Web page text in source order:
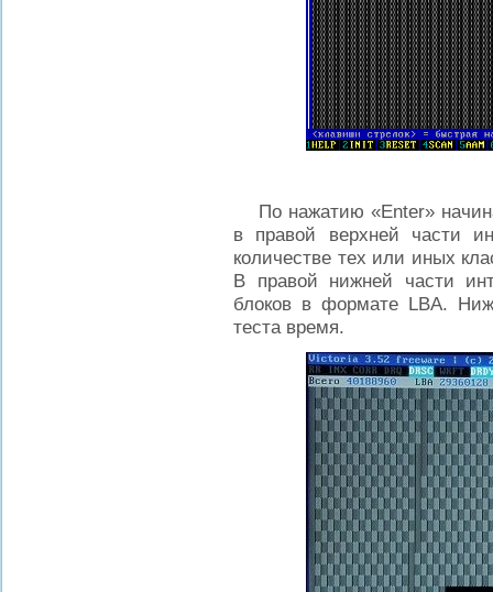
По нажатию «Enter»
в правой верхней части
количестве тех или иных
В правой нижней части
блоков в формате LBA.
теста время.